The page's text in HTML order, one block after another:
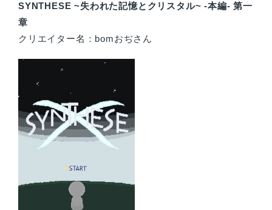
SYNTHESE ~失われた記憶とクリスタル~ -本編- 第一
章
クリエイター名：bomおぢさん